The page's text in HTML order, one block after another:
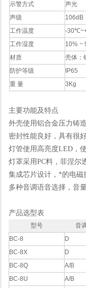
示警方式
声光
声级
106dB
工作温度
-
工作湿度
10% ~
材质
壳体
防护等级
IP65
重 量
3Kg
主要功能及特点
外壳使用铝合金压力铸
密封性能良好，具有很
灯管使用高亮度LED，
灯罩采用PC料，菲涅尔
集成芯片设计，*的电磁
多种音调语音选择，音
产品选型表
型号
音
BC-8
D
BC-8X
D
BC-8Q
A/B
BC-8U
A/B